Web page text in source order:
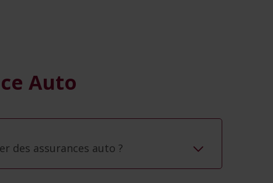
Auto
des assurances auto ?